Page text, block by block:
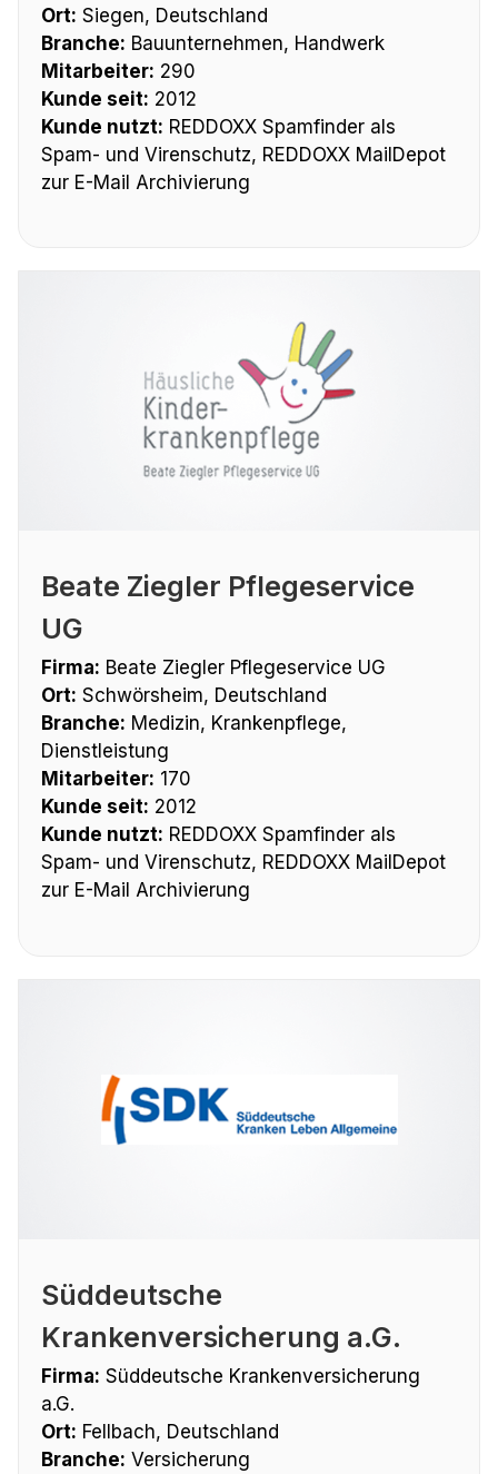
Ort: Siegen, Deutschland
Branche: Bauunternehmen, Handwerk
Mitarbeiter: 290
Kunde seit: 2012
Kunde nutzt: REDDOXX Spamfinder als
Spam- und Virenschutz, REDDOXX MailDepot
zur E-Mail Archivierung
Beate Ziegler Pflegeservice
UG
Firma: Beate Ziegler Pflegeservice UG
Ort: Schwörsheim, Deutschland
Branche: Medizin, Krankenpflege,
Dienstleistung
Mitarbeiter: 170
Kunde seit: 2012
Kunde nutzt: REDDOXX Spamfinder als
Spam- und Virenschutz, REDDOXX MailDepot
zur E-Mail Archivierung
Süddeutsche
Krankenversicherung a.G.
Firma: Süddeutsche Krankenversicherung
a.G.
Ort: Fellbach, Deutschland
Branche: Versicherung